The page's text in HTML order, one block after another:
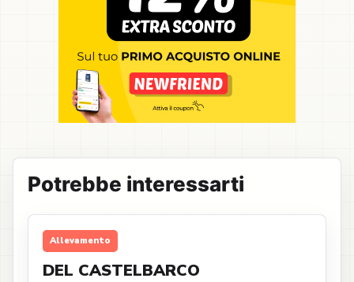
Potrebbe interessarti
Allevamento
DEL CASTELBARCO